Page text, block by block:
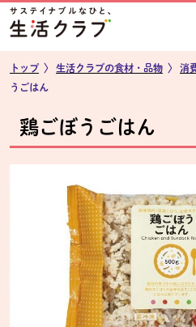
ページの先頭です。
本文へジャンプする。
トップ 〉 生活クラブの食材・品物 〉 消
うごはん
鶏ごぼうごはん